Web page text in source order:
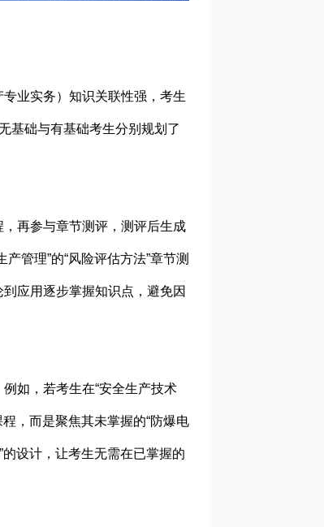
业实务）知识关联性强，考生
基础与有基础考生分别规划了
再参与章节测评，测评后生成
管理”的“风险评估方法”章节测
应用逐步掌握知识点，避免因
如，若考生在“安全生产技术
，而是聚焦其未掌握的“防爆电
设计，让考生无需在已掌握的